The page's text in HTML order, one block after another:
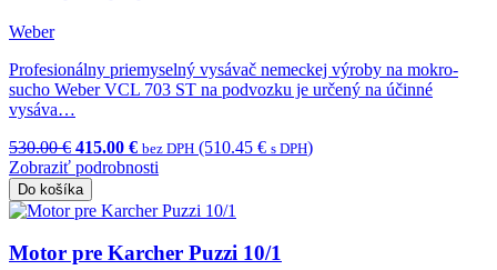
Weber
Profesionálny priemyselný vysávač nemeckej výroby na mokro-
sucho Weber VCL 703 ST na podvozku je určený na účinné
vysáva…
530.00 € 415.00 € bez DPH (510.45 € s DPH)
Zobraziť podrobnosti
Do košíka
Motor pre Karcher Puzzi 10/1